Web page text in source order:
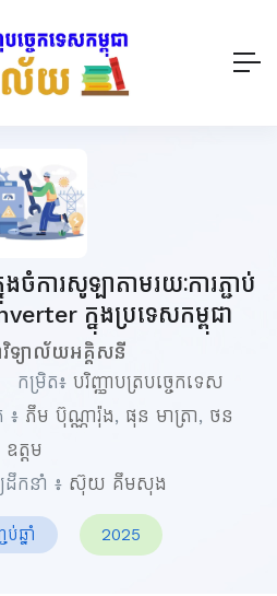
ងចំការសូឡាតាមរយៈការភ្ជាប់
ក្នុងប្រទេសកម្ពុជា
ទ្យាល័យអគ្គិសនី
កម្រិត៖ បរិញ្ញាបត្របច្ចេកទេស
៖ ភឹម​ ប៊ុណ្ណារ៉ុង, ផុន មាត្រា, ថន
ឧត្តម
ដឹកនាំ ៖ ស៊ុយ គឹមសុង
ឆ្នាំ 2025